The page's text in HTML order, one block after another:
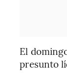
El
presunto